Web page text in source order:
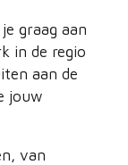
graag aan
in de regio
aan de
jouw
van